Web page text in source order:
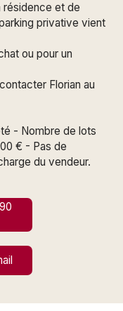
résidence et de
privative vient
ou pour un
Florian au
- Nombre de lots
€ - Pas de
du vendeur.